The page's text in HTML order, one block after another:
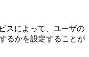
スによって、ユーザの
るかを設定することが